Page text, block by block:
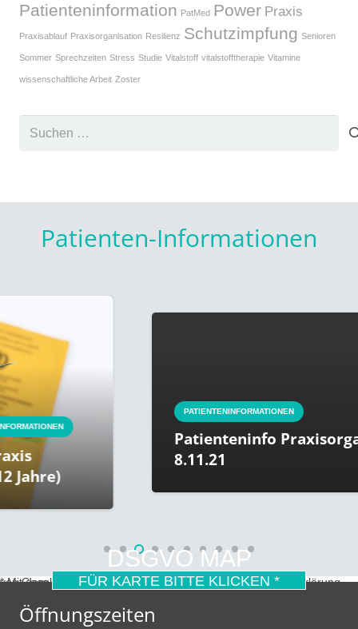
Patienteninformation PatMed Power Praxis
Praxisablauf Praxisorganisation Resilienz Schutzimpfung Senioren
Sommer Sprechzeiten Stress Studie Vitalstoff vitalstofftherapie Vitamine
wissenschaftliche Arbeit Zoster
Patienten-Informationen
PATIENTENINFORMATIONEN
Patienteninfo
8.11.21
DSGVO MAP
FÜR KARTE BITTE KLICKEN *
* Mit dem Laden der Karte akzeptierst du die Datenschutzerklärung von Google. Mehr erfahren
Öffnungszeiten